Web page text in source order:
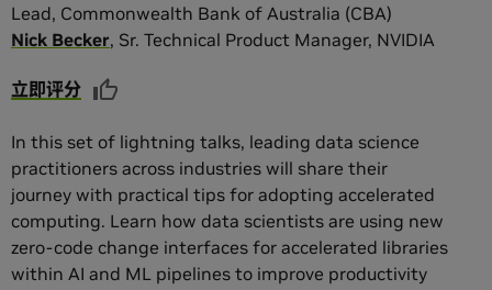
Lead, Commonwealth Bank of Australia (CBA)
Nick Becker, Sr. Technical Product Manager, NVIDIA
立即评分
In this set of lightning talks, leading data science
practitioners across industries will share their
journey with practical tips for adopting accelerated
computing. Learn how data scientists are using new
zero-code change interfaces for accelerated libraries
within AI and ML pipelines to improve productivity